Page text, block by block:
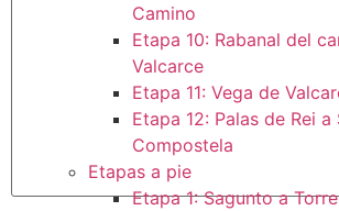
Camino
Etapa 10: Rabanal del
Valcarce
Etapa 11: Vega de
Etapa 12: Palas de Rei
Compostela
Etapas a pie
Etapa 1: Sagunto a